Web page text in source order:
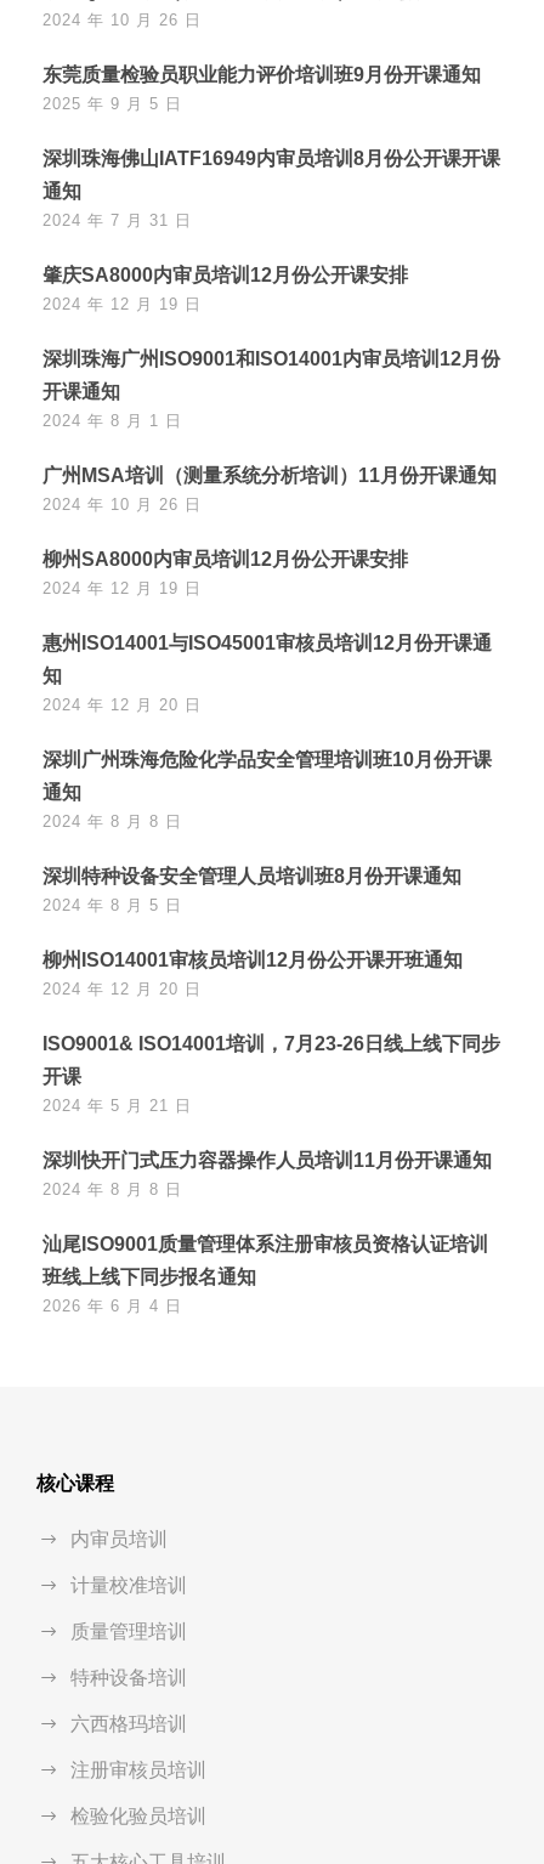
2024 年 10 月 26 日
东莞质量检验员职业能力评价培训班9月份开课通知
2025 年 9 月 5 日
深圳珠海佛山IATF16949内审员培训8月份公开课开课
通知
2024 年 7 月 31 日
肇庆SA8000内审员培训12月份公开课安排
2024 年 12 月 19 日
深圳珠海广州ISO9001和ISO14001内审员培训12月份
开课通知
2024 年 8 月 1 日
广州MSA培训（测量系统分析培训）11月份开课通知
2024 年 10 月 26 日
柳州SA8000内审员培训12月份公开课安排
2024 年 12 月 19 日
惠州ISO14001与ISO45001审核员培训12月份开课通
知
2024 年 12 月 20 日
深圳广州珠海危险化学品安全管理培训班10月份开课
通知
2024 年 8 月 8 日
深圳特种设备安全管理人员培训班8月份开课通知
2024 年 8 月 5 日
柳州ISO14001审核员培训12月份公开课开班通知
2024 年 12 月 20 日
ISO9001& ISO14001培训，7月23-26日线上线下同步
开课
2024 年 5 月 21 日
深圳快开门式压力容器操作人员培训11月份开课通知
2024 年 8 月 8 日
汕尾ISO9001质量管理体系注册审核员资格认证培训
班线上线下同步报名通知
2026 年 6 月 4 日
核心课程
内审员培训
计量校准培训
质量管理培训
特种设备培训
六西格玛培训
注册审核员培训
检验化验员培训